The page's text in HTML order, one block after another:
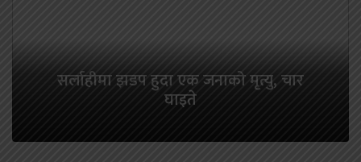
सर्लाहीमा झडप हुदा एक जनाको मृत्यु, चार
घाइते